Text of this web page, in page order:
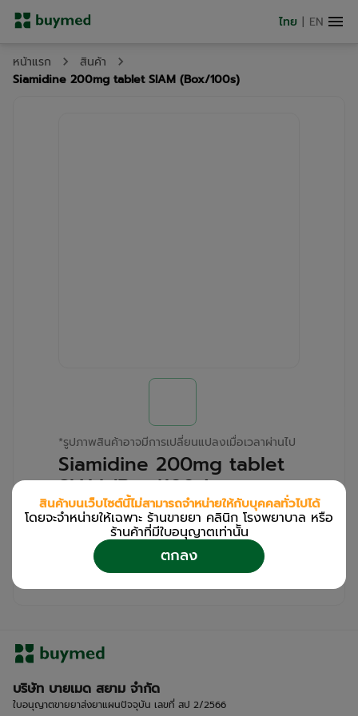
ไทย | EN
หน้าแรก
สินค้า
Siamidine 200mg tablet SIAM (Box/100s)
*รูปภาพสินค้าอาจมีการเปลี่ยนแปลงเมื่อเวลาผ่านไป
Siamidine 200mg tablet
SIAM (Box/100s)
สำหรับลูกค้าเฉพาะร้านขายยา คลินิก และโรง
เข้าสู่ระบบ
ลงทะเบียน
เพื่อดูรายละเอียดเพิ่มเติม
บริษัท บายเมด สยาม จำกัด
ใบอนุญาตขายยาส่งยาแผนปัจจุบัน เลขที่ สป 2/2566
สินค้าบนเว็บไซต์นี้ไม่สามารถจำหน่ายให้กับบุคคลทั่วไปได้
โดยจะจำหน่ายให้เฉพาะ ร้านขายยา คลินิก โรงพยาบาล หรือ
ร้านค้าที่มีใบอนุญาตเท่านััน
ตกลง